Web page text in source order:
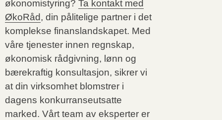
økonomistyring? Ta kontakt med
ØkoRåd, din pålitelige partner i det
komplekse finanslandskapet. Med
våre tjenester innen regnskap,
økonomisk rådgivning, lønn og
bærekraftig konsultasjon, sikrer vi
at din virksomhet blomstrer i
dagens konkurranseutsatte
marked. Vårt team av eksperter er